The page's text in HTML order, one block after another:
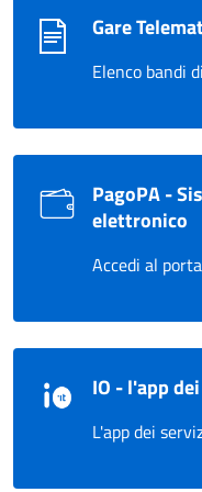
Gare
Elenco bandi
PagoPA -
elettronico
Accedi al
IO - l'app
L'app dei